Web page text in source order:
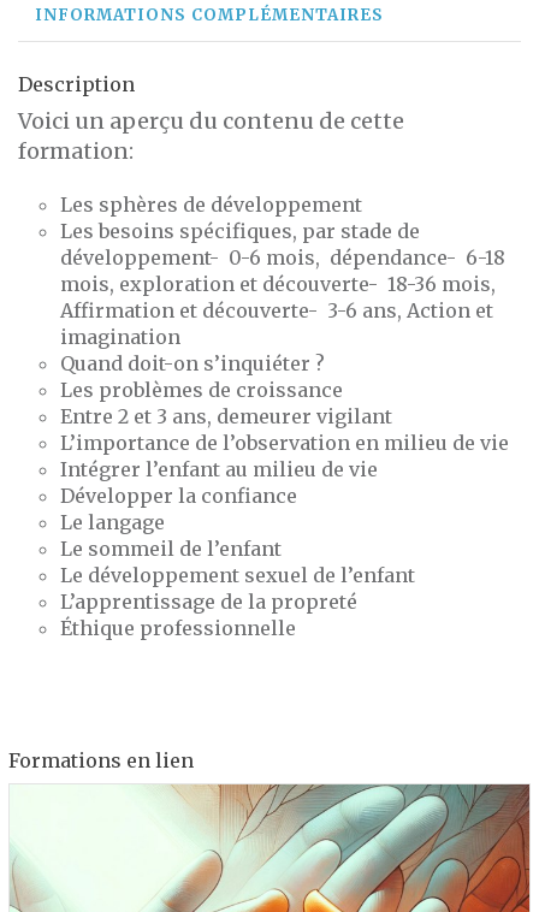
INFORMATIONS COMPLÉMENTAIRES
Description
Voici un aperçu du contenu de cette
formation:
Les sphères de développement
Les besoins spécifiques, par stade de
développement- 0-6 mois, dépendance- 6-18
mois, exploration et découverte- 18-36 mois,
Affirmation et découverte- 3-6 ans, Action et
imagination
Quand doit-on s’inquiéter ?
Les problèmes de croissance
Entre 2 et 3 ans, demeurer vigilant
L’importance de l’observation en milieu de vie
Intégrer l’enfant au milieu de vie
Développer la confiance
Le langage
Le sommeil de l’enfant
Le développement sexuel de l’enfant
L’apprentissage de la propreté
Éthique professionnelle
Formations en lien